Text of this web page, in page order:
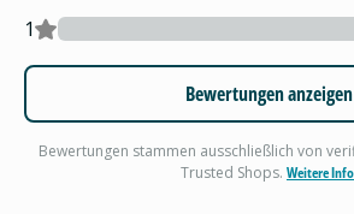
1
Bewertungen anzeigen
Bewertungen stammen ausschließlich von
Trusted Shops. Weitere